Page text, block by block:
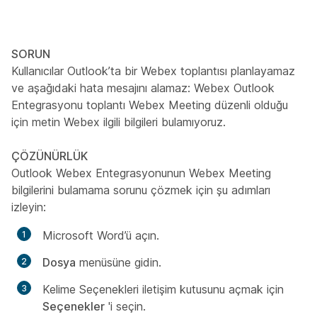
SORUN
Kullanıcılar Outlook’ta bir Webex toplantısı planlayamaz
ve aşağıdaki hata mesajını alamaz: Webex Outlook
Entegrasyonu toplantı Webex Meeting düzenli olduğu
için metin Webex ilgili bilgileri bulamıyoruz.
ÇÖZÜNÜRLÜK
Outlook Webex Entegrasyonunun Webex Meeting
bilgilerini bulamama sorunu çözmek için şu adımları
izleyin:
Microsoft Word’ü açın.
Dosya menüsüne gidin.
Kelime Seçenekleri iletişim kutusunu açmak için
Seçenekler 'i seçin.